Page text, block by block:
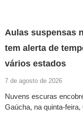
Aulas suspensas
tem alerta de
vários estados
7 de agosto de 2026
Nuvens escuras
Gaúcha, na quinta-